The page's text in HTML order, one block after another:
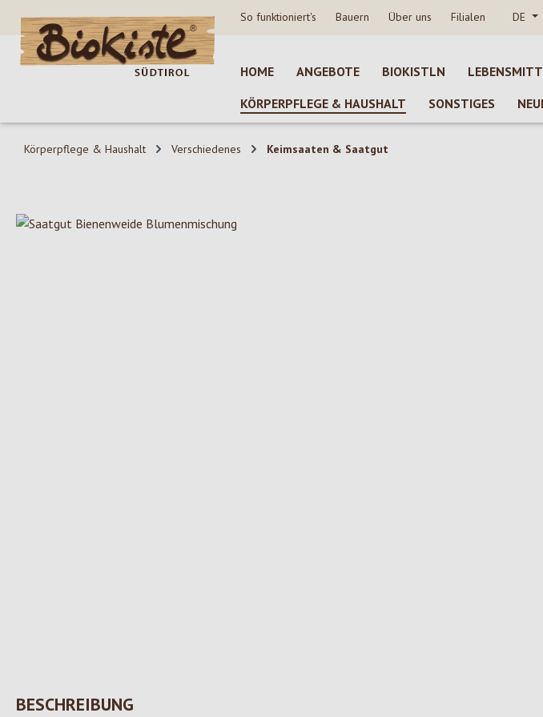
Hauptinhalt springen
Zur Suche springen
Zur Hauptnavigation springen So funktioniert's Bauern Über uns Filialen DE
HOME ANGEBOTE BIOKISTLN
KÖRPERPFLEGE & HAUSHALT
SONSTIGES
Körperpflege & Haushalt Verschiedenes Keimsaaten & Saatgut
Bildergalerie überspringen
BESCHREIBUNG